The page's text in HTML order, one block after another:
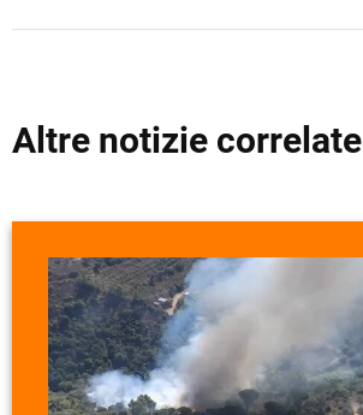
Altre notizie correlate